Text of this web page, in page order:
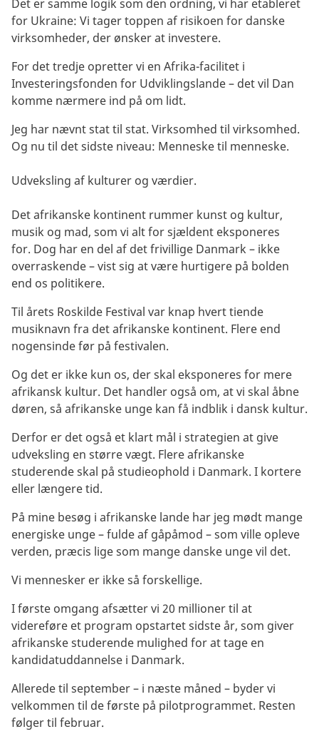
Det er samme logik som den ordning, vi har etableret
for Ukraine: Vi tager toppen af risikoen for danske
virksomheder, der ønsker at investere.
For det tredje opretter vi en Afrika-facilitet i
Investeringsfonden for Udviklingslande – det vil Dan
komme nærmere ind på om lidt.
Jeg har nævnt stat til stat. Virksomhed til virksomhed.
Og nu til det sidste niveau: Menneske til menneske.
Udveksling af kulturer og værdier.
Det afrikanske kontinent rummer kunst og kultur,
musik og mad, som vi alt for sjældent eksponeres
for. Dog har en del af det frivillige Danmark – ikke
overraskende – vist sig at være hurtigere på bolden
end os politikere.
Til årets Roskilde Festival var knap hvert tiende
musiknavn fra det afrikanske kontinent. Flere end
nogensinde før på festivalen.
Og det er ikke kun os, der skal eksponeres for mere
afrikansk kultur. Det handler også om, at vi skal åbne
døren, så afrikanske unge kan få indblik i dansk kultur.
Derfor er det også et klart mål i strategien at give
udveksling en større vægt. Flere afrikanske
studerende skal på studieophold i Danmark. I kortere
eller længere tid.
På mine besøg i afrikanske lande har jeg mødt mange
energiske unge – fulde af gåpåmod – som ville opleve
verden, præcis lige som mange danske unge vil det.
Vi mennesker er ikke så forskellige.
I første omgang afsætter vi 20 millioner til at
videreføre et program opstartet sidste år, som giver
afrikanske studerende mulighed for at tage en
kandidatuddannelse i Danmark.
Allerede til september – i næste måned – byder vi
velkommen til de første på pilotprogrammet. Resten
følger til februar.